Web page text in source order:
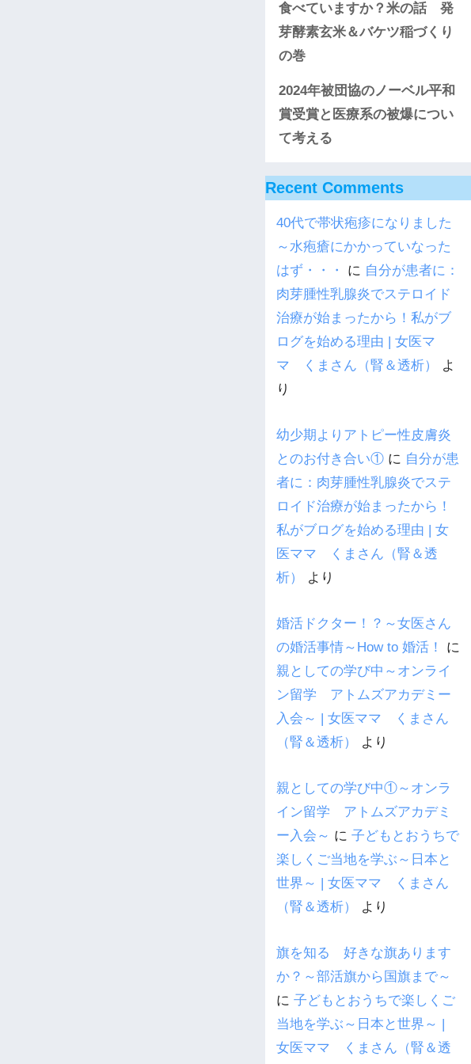
食べていますか？米の話 発
芽酵素玄米＆バケツ稲づくり
の巻
2024年被団協のノーベル平和
賞受賞と医療系の被爆につい
て考える
Recent Comments
40代で帯状疱疹になりました
～水疱瘡にかかっていなった
はず・・・
に 自分が患者に：
肉芽腫性乳腺炎でステロイド
治療が始まったから！私がブ
ログを始める理由 | 女医マ
マ くまさん（腎＆透析）
よ
り
幼少期よりアトピー性皮膚炎
とのお付き合い① に 自分が患
者に：肉芽腫性乳腺炎でステ
ロイド治療が始まったから！
私がブログを始める理由 | 女
医ママ くまさん（腎＆透
析）
より
婚活ドクター！？～女医さん
の婚活事情～How to 婚活！
に
親としての学び中～オンライ
ン留学 アトムズアカデミー
入会～ | 女医ママ くまさん
（腎＆透析）
より
親としての学び中①～オンラ
イン留学 アトムズアカデミ
ー入会～ に 子どもとおうちで
楽しくご当地を学ぶ～日本と
世界～ | 女医ママ くまさん
（腎＆透析）
より
旗を知る 好きな旗あります
か？～部活旗から国旗まで～
に 子どもとおうちで楽しくご
当地を学ぶ～日本と世界～ |
女医ママ くまさん（腎＆透